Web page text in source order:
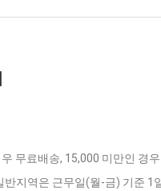
무료배송, 15,000 미만인 경
반지역은 근무일(월-금) 기준